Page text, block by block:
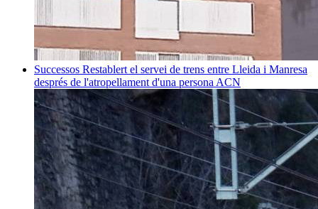
Successos Restablert el servei de trens entre Lleida i Manresa
després de l'atropellament d'una persona ACN